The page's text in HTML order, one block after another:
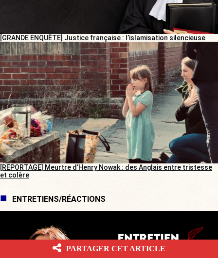
[GRANDE ENQUÊTE] Justice française : l’islamisation silencieuse
[REPORTAGE] Meurtre d’Henry Nowak : des Anglais entre tristesse
et colère
ENTRETIENS/RÉACTIONS
PARTAGER CET ARTICLE